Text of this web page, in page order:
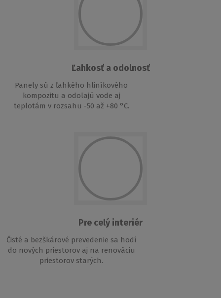
Ľahkosť a odolnosť
Panely sú z ľahkého hliníkového
kompozitu a odolajú vode aj
teplotám v rozsahu -50 až +80 °C.
Pre celý interiér
Čisté a bezškárové prevedenie sa hodí
do nových priestorov aj na renováciu
priestorov starých.